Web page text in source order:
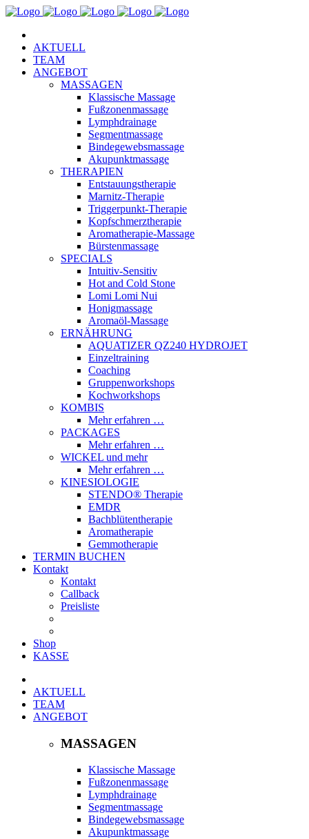
AKTUELL
TEAM
ANGEBOT
MASSAGEN
Klassische Massage
Fußzonenmassage
Lymphdrainage
Segmentmassage
Bindegewebsmassage
Akupunktmassage
THERAPIEN
Entstauungstherapie
Marnitz-Therapie
Triggerpunkt-Therapie
Kopfschmerztherapie
Aromatherapie-Massage
Bürstenmassage
SPECIALS
Intuitiv-Sensitiv
Hot and Cold Stone
Lomi Lomi Nui
Honigmassage
Aromaöl-Massage
ERNÄHRUNG
AQUATIZER QZ240 HYDROJET
Einzeltraining
Coaching
Gruppenworkshops
Kochworkshops
KOMBIS
Mehr erfahren …
PACKAGES
Mehr erfahren …
WICKEL und mehr
Mehr erfahren …
KINESIOLOGIE
STENDO® Therapie
EMDR
Bachblütentherapie
Aromatherapie
Gemmotherapie
TERMIN BUCHEN
Kontakt
Kontakt
Callback
Preisliste
Shop
KASSE
AKTUELL
TEAM
ANGEBOT
MASSAGEN
Klassische Massage
Fußzonenmassage
Lymphdrainage
Segmentmassage
Bindegewebsmassage
Akupunktmassage